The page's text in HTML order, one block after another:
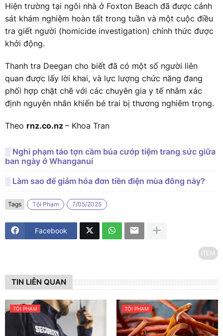
Hiện trường tại ngôi nhà ở Foxton Beach đã được cảnh
sát khám nghiệm hoàn tất trong tuần và một cuộc điều
tra giết người (homicide investigation) chính thức được
khởi động.
Thanh tra Deegan cho biết đã có một số người liên
quan được lấy lời khai, và lực lượng chức năng đang
phối hợp chặt chẽ với các chuyên gia y tế nhằm xác
định nguyên nhân khiến bé trai bị thương nghiêm trọng.
Theo rnz.co.nz – Khoa Tran
░ Nghi phạm táo tợn cầm búa cướp tiệm trang sức giữa
ban ngày ở Whanganui
░ Làm sao để giảm hóa đơn tiền điện mùa đông này?
Tags Tội Phạm 7/05/2025
Facebook
iTEM
TIN LIÊN QUAN
TỘI PHẠM TỘI PHẠM